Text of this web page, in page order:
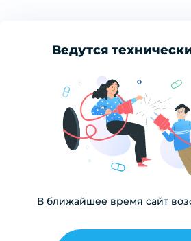
Ведутся
В ближайшее время сайт